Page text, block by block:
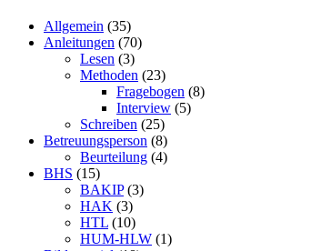
Allgemein (35)
Anleitungen (70)
Lesen (3)
Methoden (23)
Fragebogen (8)
Interview (5)
Schreiben (25)
Betreuungsperson (8)
Beurteilung (4)
BHS (15)
BAKIP(3)
HAK (3)
HTL (10)
HUM-HLW (1)